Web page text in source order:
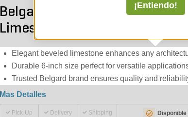
Belgard Architectural Keystone
Limestone 6 in.
Elegant beveled limestone enhances any
Durable 6-inch size perfect for versatile
Trusted Belgard brand ensures quality and
Mas Detalles
Pick-Up Delivery Shipping
¡Entiendo!